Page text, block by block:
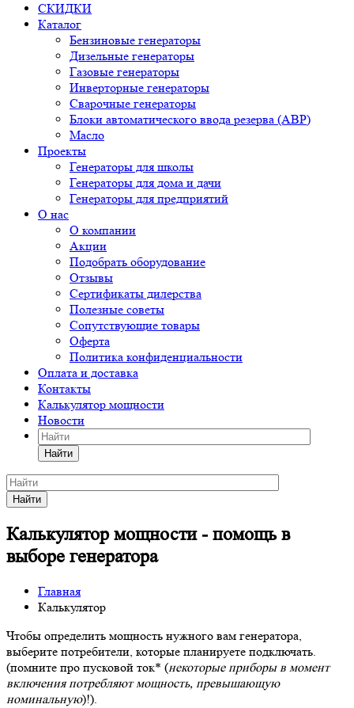
СКИДКИ
Каталог
Бензиновые генераторы
Дизельные генераторы
Газовые генераторы
Инверторные генераторы
Сварочные генераторы
Блоки автоматического ввода резерва (АВР)
Масло
Проекты
Генераторы для школы
Генераторы для дома и дачи
Генераторы для предприятий
О нас
О компании
Акции
Подобрать оборудование
Отзывы
Сертификаты дилерства
Полезные советы
Сопутствующие товары
Оферта
Политика конфиденциальности
Оплата и доставка
Контакты
Калькулятор мощности
Новости
Найти
Найти
Калькулятор мощности - помощь в
выборе генератора
Главная
Калькулятор
Чтобы определить мощность нужного вам генератора,
выберите потребители, которые планируете подключать.
(помните про пусковой ток* (некоторые приборы в момент
включения потребляют мощность, превышающую
номинальную)!).